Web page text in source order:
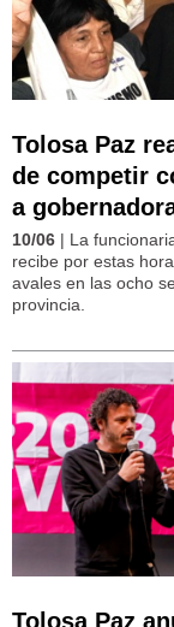
Tolosa Paz
de competir
a
10/06 | La
recibe por estas
avales en las ocho
provincia.
Tolosa Paz